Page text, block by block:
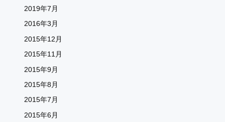
2019年7月
2016年3月
2015年12月
2015年11月
2015年9月
2015年8月
2015年7月
2015年6月